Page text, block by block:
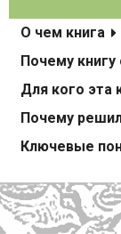
О чем книга
Почему книгу
Для кого эта
Почему
Ключевые